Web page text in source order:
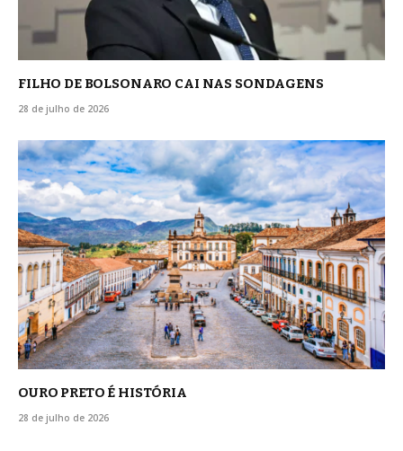
FILHO DE BOLSONARO CAI NAS SONDAGENS
28 de julho de 2026
OURO PRETO É HISTÓRIA
28 de julho de 2026